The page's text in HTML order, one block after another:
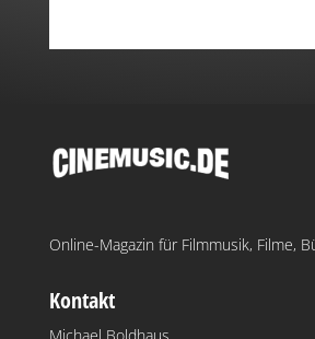
Online-Magazin für Filmmusik, Filme,
Kontakt
Michael Boldhaus